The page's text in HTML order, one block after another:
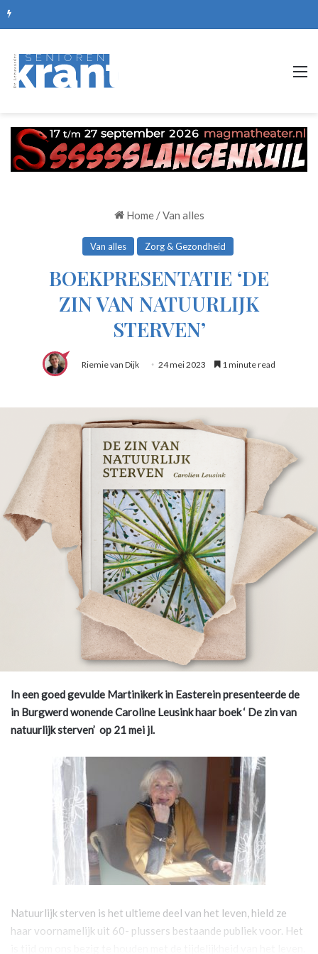
Home /Van alles
Van alles Zorg & Gezondheid
BOEKPRESENTATIE ‘DE
ZIN VAN NATUURLIJK
STERVEN’
Riemie van Dijk 24 mei 2023 1 minute read
In een goed gevulde Martinikerk in Easterein presenteerde de
in Burgwerd wonende Caroline Leusink haar boek ‘ De zin van
natuurlijk sterven’ op 21 mei jl.
Natuurlijk sterven is het ultieme deel van het leven, hield ze
haar voornamelijk uit 60- plussers bestaande publiek voor. Het